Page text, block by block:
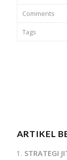
Comments
Tags
ARTIKEL
STRATEGI